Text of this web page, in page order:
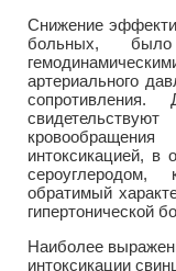
Снижение
больных,
артериального
сопротивления.
интоксикацией, в
обратимый
гипертонической
Наиболее
интоксикации